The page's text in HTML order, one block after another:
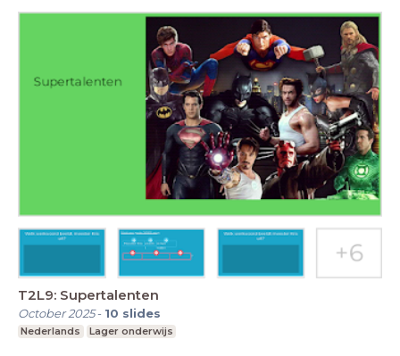
T2L9: Supertalenten
October 2025- 10 slides
Nederlands Lager onderwijs